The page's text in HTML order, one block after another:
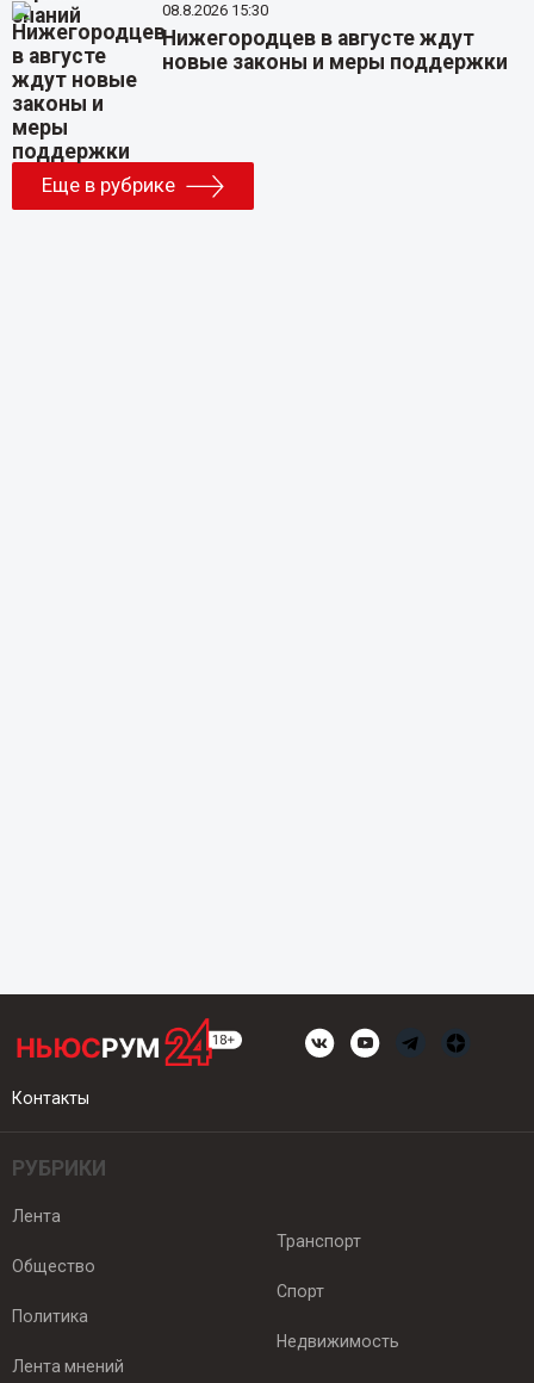
08.8.2026 15:30
Нижегородцев в августе ждут
новые законы и меры поддержки
Еще в рубрике
Контакты
РУБРИКИ
Лента
Общество
Политика
Лента мнений
Транспорт
Спорт
Недвижимость